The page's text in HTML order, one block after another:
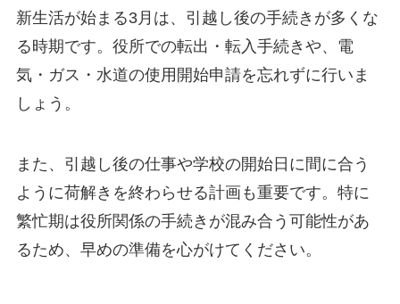
新生活が始まる3月は、引越し後の手続きが多くな
る時期です。役所での転出・転入手続きや、電
気・ガス・水道の使用開始申請を忘れずに行いま
しょう。
また、引越し後の仕事や学校の開始日に間に合う
ように荷解きを終わらせる計画も重要です。特に
繁忙期は役所関係の手続きが混み合う可能性があ
るため、早めの準備を心がけてください。